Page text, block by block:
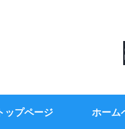
トップページ ホーム